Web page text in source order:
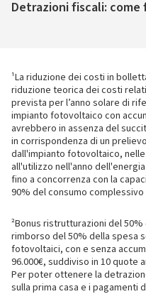
Detrazioni fiscali: come
¹La riduzione dei costi in
riduzione teorica dei costi
prevista per l’anno solare di
impianto fotovoltaico con
avrebbero in assenza del
in corrispondenza di un
dall'impianto fotovoltaico,
all'utilizzo nell'anno
fino a concorrenza con la
90% del consumo
²Bonus ristrutturazioni del
rimborso del 50% della spesa
fotovoltaici, con e senza
96.000€, suddiviso in 10 quote
Per poter ottenere la
sulla prima casa e i